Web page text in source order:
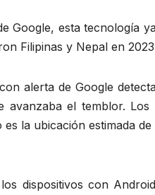
Google, esta tecnología
Filipinas y Nepal en
alerta de Google
avanzaba el temblor.
la ubicación estimada
dispositivos con